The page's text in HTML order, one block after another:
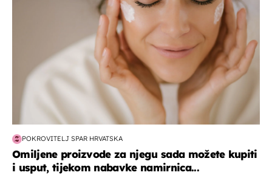
POKROVITELJ SPAR HRVATSKA
Omiljene proizvode za njegu sada možete kupiti
i usput, tijekom nabavke namirnica...